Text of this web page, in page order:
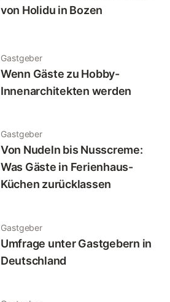
von Holidu in Bozen
Gastgeber
Wenn Gäste zu Hobby-
Innenarchitekten werden
Gastgeber
Von Nudeln bis Nusscreme:
Was Gäste in Ferienhaus-
Küchen zurücklassen
Gastgeber
Umfrage unter Gastgebern in
Deutschland